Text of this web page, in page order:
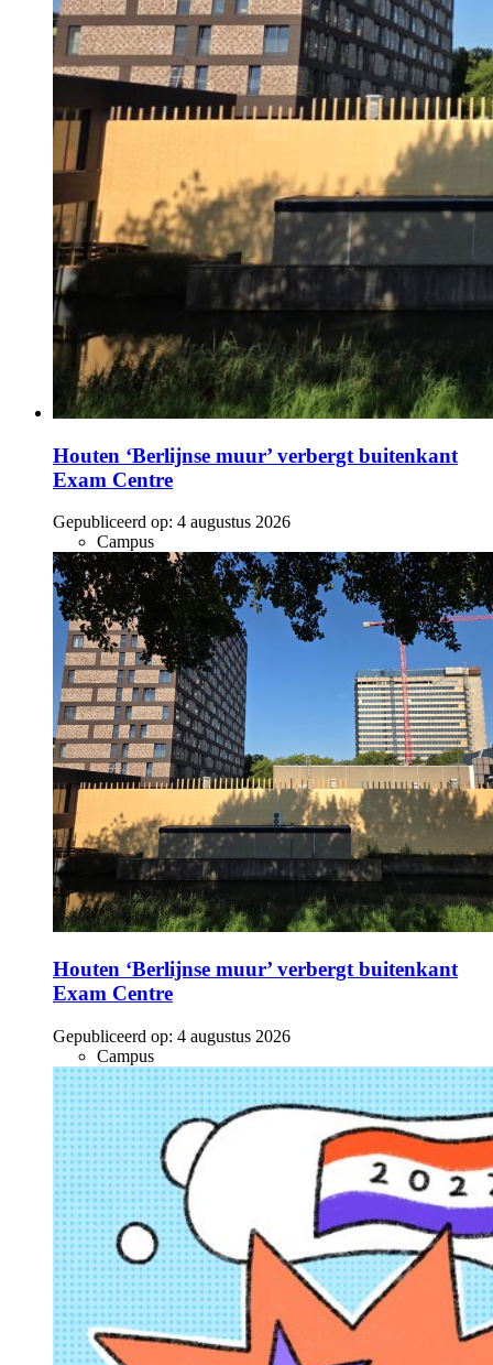
Houten ‘Berlijnse muur’ verbergt buitenkant
Exam Centre
Gepubliceerd op: 4 augustus 2026
Campus
Houten ‘Berlijnse muur’ verbergt buitenkant
Exam Centre
Gepubliceerd op: 4 augustus 2026
Campus